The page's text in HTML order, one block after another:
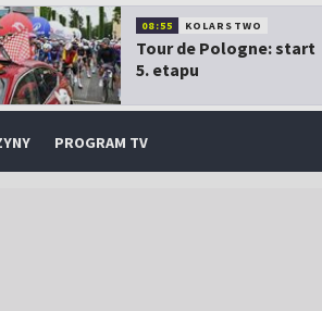
08:55 KOLARSTWO
Tour de Pologne: start
5. etapu
PROGRAM TV